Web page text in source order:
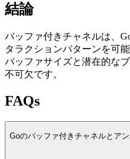
結論
バッファ付きチャネルは、
タラクションパターンを可
バッファサイズと潜在的な
不可欠です。
FAQs
Goのバッファ付きチャネルとア